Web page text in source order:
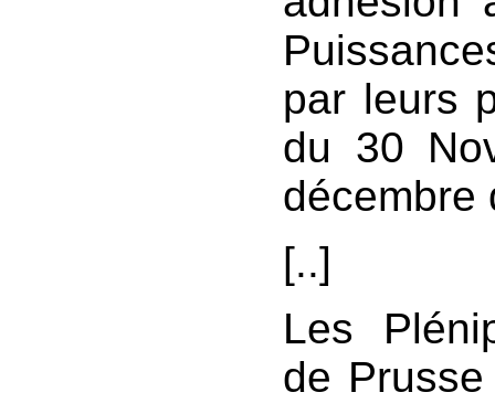
par leurs
du 30
décembre
[..]
Les
de